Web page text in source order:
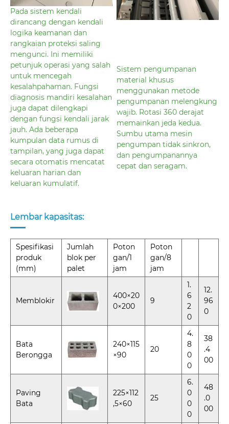
Pada sistem kendali
dirancang dengan kendali
logika keamanan dan
rangkaian proteksi saling
mengunci. Ini memiliki
petunjuk operasi yang salah
untuk mencegah
kesalahpahaman. Fungsi
diagnosis mandiri kesalahan
juga dapat dilengkapi
dengan fungsi kendali jarak
jauh. Ada beberapa
kumpulan data rumus di
tampilan, yang juga dapat
secara otomatis mencatat
keluaran harian dan
keluaran kumulatif.
Sistem pengumpanan
material khusus
menggunakan metode
pengumpanan melengkung
wajib. Rotasi 360 derajat
memainkan jeda kedua.
Sumbu utama mesin
pengumpan tidak sinkron,
dan pengumpanannya
cepat dan seragam.
Lembar kapasitas:
Spesifikasi
produk
(mm)
Jumlah
blok per
palet
Poton
gan/1
jam
Poton
gan/8
jam
Memblokir
400×20
0×200
9
1.
6
2
0
12.
96
0
Bata
Berongga
240×115
×90
20
4.
8
0
0
38
.4
00
Paving
Bata
225×112
,5×60
25
6.
0
0
0
48
.0
00